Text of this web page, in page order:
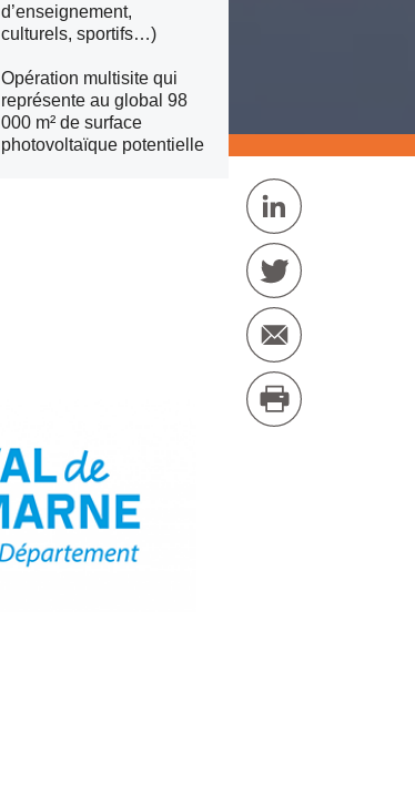
d’enseignement,
culturels, sportifs…)
Opération multisite qui
représente au global 98
000 m² de surface
photovoltaïque potentielle